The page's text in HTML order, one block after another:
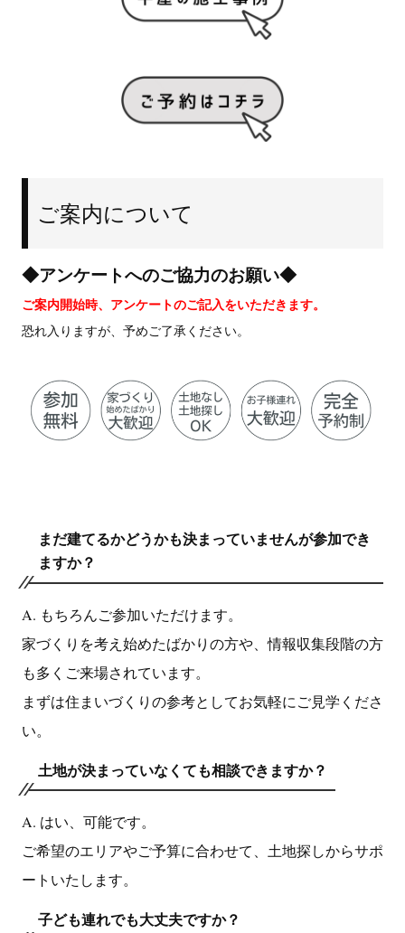
ご案内について
◆アンケートへのご協力のお願い◆
ご案内開始時、アンケートのご記入をいただきます。
恐れ入りますが、予めご了承ください。
まだ建てるかどうかも決まっていませんが参加でき
ますか？
A. もちろんご参加いただけます。
家づくりを考え始めたばかりの方や、情報収集段階の方
も多くご来場されています。
まずは住まいづくりの参考としてお気軽にご見学くださ
い。
土地が決まっていなくても相談できますか？
A. はい、可能です。
ご希望のエリアやご予算に合わせて、土地探しからサポ
ートいたします。
子ども連れでも大丈夫ですか？